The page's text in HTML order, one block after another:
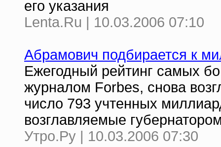
его указания
Lenta.Ru | 10.03.2006 07:10
Абрамович подбирается к
Ежегодный рейтинг самых
журналом Forbes, снова
число 793 учтенных
возглавляемые
Утро.Ру | 10.03.2006 07:30